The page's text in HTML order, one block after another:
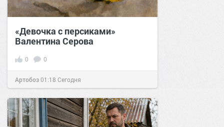
«Девочка с персиками»
Валентина Серова
0 0
Артобоз01:18 Сегодня